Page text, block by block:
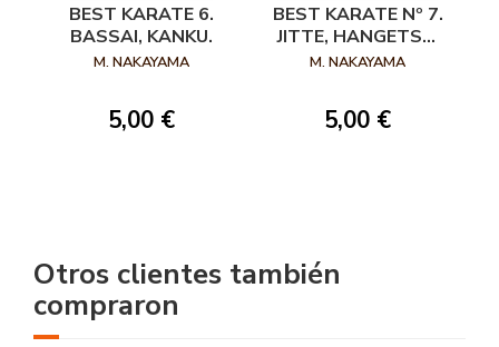
BEST KARATE 6.
BASSAI, KANKU.
M. NAKAYAMA
5,00 €
BEST KARATE Nº 7.
JITTE, HANGETSU,
EMPI
M. NAKAYAMA
5,00 €
Otros clientes también
compraron